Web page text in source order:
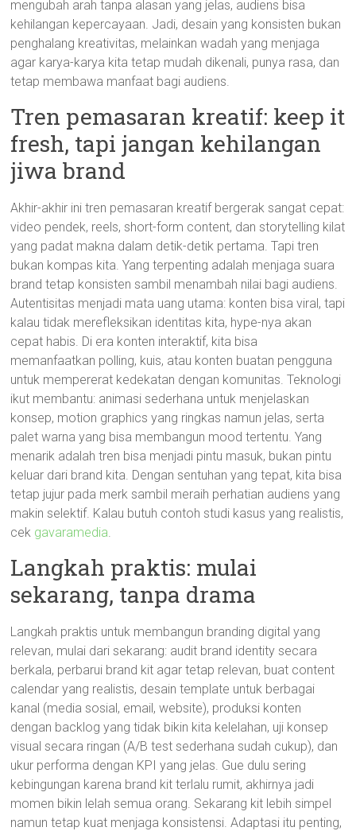
mengubah arah tanpa alasan yang jelas, audiens bisa
kehilangan kepercayaan. Jadi, desain yang konsisten bukan
penghalang kreativitas, melainkan wadah yang menjaga
agar karya-karya kita tetap mudah dikenali, punya rasa, dan
tetap membawa manfaat bagi audiens.
Tren pemasaran kreatif: keep it
fresh, tapi jangan kehilangan
jiwa brand
Akhir-akhir ini tren pemasaran kreatif bergerak sangat cepat:
video pendek, reels, short-form content, dan storytelling kilat
yang padat makna dalam detik-detik pertama. Tapi tren
bukan kompas kita. Yang terpenting adalah menjaga suara
brand tetap konsisten sambil menambah nilai bagi audiens.
Autentisitas menjadi mata uang utama: konten bisa viral, tapi
kalau tidak merefleksikan identitas kita, hype-nya akan
cepat habis. Di era konten interaktif, kita bisa
memanfaatkan polling, kuis, atau konten buatan pengguna
untuk mempererat kedekatan dengan komunitas. Teknologi
ikut membantu: animasi sederhana untuk menjelaskan
konsep, motion graphics yang ringkas namun jelas, serta
palet warna yang bisa membangun mood tertentu. Yang
menarik adalah tren bisa menjadi pintu masuk, bukan pintu
keluar dari brand kita. Dengan sentuhan yang tepat, kita bisa
tetap jujur pada merk sambil meraih perhatian audiens yang
makin selektif. Kalau butuh contoh studi kasus yang realistis,
cek gavaramedia.
Langkah praktis: mulai
sekarang, tanpa drama
Langkah praktis untuk membangun branding digital yang
relevan, mulai dari sekarang: audit brand identity secara
berkala, perbarui brand kit agar tetap relevan, buat content
calendar yang realistis, desain template untuk berbagai
kanal (media sosial, email, website), produksi konten
dengan backlog yang tidak bikin kita kelelahan, uji konsep
visual secara ringan (A/B test sederhana sudah cukup), dan
ukur performa dengan KPI yang jelas. Gue dulu sering
kebingungan karena brand kit terlalu rumit, akhirnya jadi
momen bikin lelah semua orang. Sekarang kit lebih simpel
namun tetap kuat menjaga konsistensi. Adaptasi itu penting,